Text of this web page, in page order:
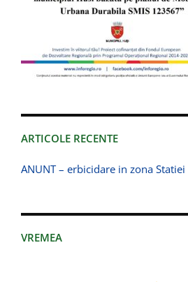
ARTICOLE RECENTE
ANUNT – erbicidare in zona Statiei
VREMEA